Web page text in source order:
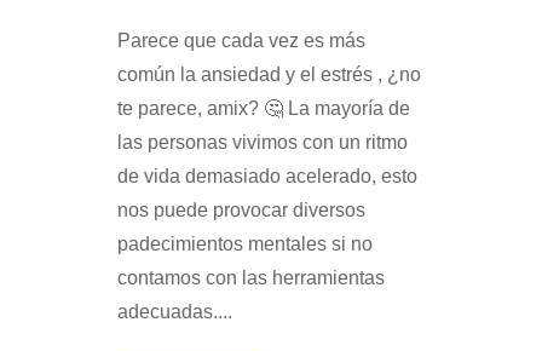
Parece que cada vez es más
común la ansiedad y el estrés , ¿no
te parece, amix? 🤔 La mayoría de
las personas vivimos con un ritmo
de vida demasiado acelerado, esto
nos puede provocar diversos
padecimientos mentales si no
contamos con las herramientas
adecuadas....